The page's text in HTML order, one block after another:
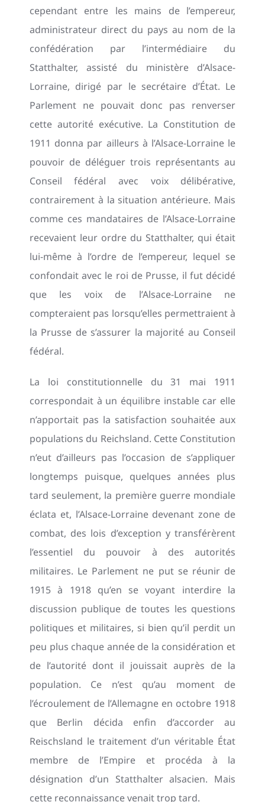
cependant entre les mains de l’empereur,
administrateur direct du pays au nom de la
confédération par l’intermédiaire du
Statthalter, assisté du ministère d’Alsace-
Lorraine, dirigé par le secrétaire d’État. Le
Parlement ne pouvait donc pas renverser
cette autorité exécutive. La Constitution de
1911 donna par ailleurs à l’Alsace-Lorraine le
pouvoir de déléguer trois représentants au
Conseil fédéral avec voix délibérative,
contrairement à la situation antérieure. Mais
comme ces mandataires de l’Alsace-Lorraine
recevaient leur ordre du Statthalter, qui était
lui-même à l’ordre de l’empereur, lequel se
confondait avec le roi de Prusse, il fut décidé
que les voix de l’Alsace-Lorraine ne
compteraient pas lorsqu’elles permettraient à
la Prusse de s’assurer la majorité au Conseil
fédéral.
La loi constitutionnelle du 31 mai 1911
correspondait à un équilibre instable car elle
n’apportait pas la satisfaction souhaitée aux
populations du Reichsland. Cette Constitution
n’eut d’ailleurs pas l’occasion de s’appliquer
longtemps puisque, quelques années plus
tard seulement, la première guerre mondiale
éclata et, l’Alsace-Lorraine devenant zone de
combat, des lois d’exception y transférèrent
l’essentiel du pouvoir à des autorités
militaires. Le Parlement ne put se réunir de
1915 à 1918 qu’en se voyant interdire la
discussion publique de toutes les questions
politiques et militaires, si bien qu’il perdit un
peu plus chaque année de la considération et
de l’autorité dont il jouissait auprès de la
population. Ce n’est qu’au moment de
l’écroulement de l’Allemagne en octobre 1918
que Berlin décida enfin d’accorder au
Reischsland le traitement d’un véritable État
membre de l’Empire et procéda à la
désignation d’un Statthalter alsacien. Mais
cette reconnaissance venait trop tard.